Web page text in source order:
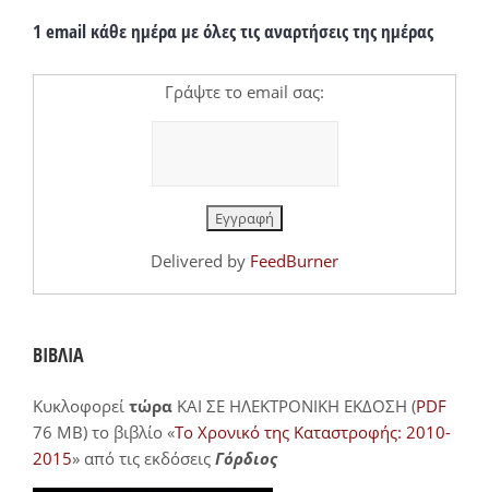
1 email κάθε ημέρα με όλες τις αναρτήσεις της ημέρας
Γράψτε το email σας:
Delivered by FeedBurner
ΒΙΒΛΙΑ
Κυκλοφορεί τώρα ΚΑΙ ΣΕ ΗΛΕΚΤΡΟΝΙΚΗ ΕΚΔΟΣΗ (PDF
76 MB) το βιβλίο «Το Χρονικό της Καταστροφής: 2010-
2015» από τις εκδόσεις Γόρδιος